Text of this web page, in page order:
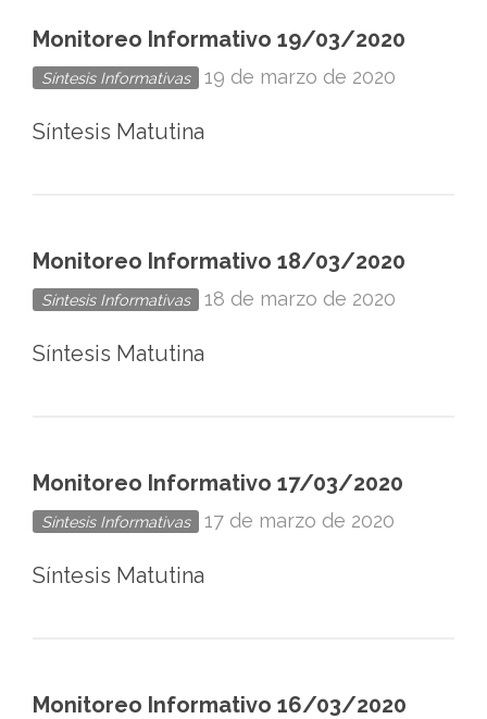
Monitoreo Informativo 19/03/2020
Síntesis Informativas 19 de marzo de 2020
Síntesis Matutina
Monitoreo Informativo 18/03/2020
Síntesis Informativas 18 de marzo de 2020
Síntesis Matutina
Monitoreo Informativo 17/03/2020
Síntesis Informativas 17 de marzo de 2020
Síntesis Matutina
Monitoreo Informativo 16/03/2020